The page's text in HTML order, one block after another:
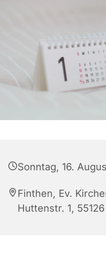
Sonntag, 16.
Finthen, Ev.
Huttenstr. 1,